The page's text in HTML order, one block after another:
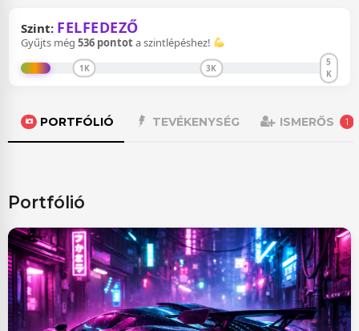
szint: FELFEDEZŐ
Gyűjts még 536 pontota szintlépéshez!
1K 3K
5
K
PORTFÓLIÓ TEVÉKENYSÉG ISMERŐS 1
portfólió